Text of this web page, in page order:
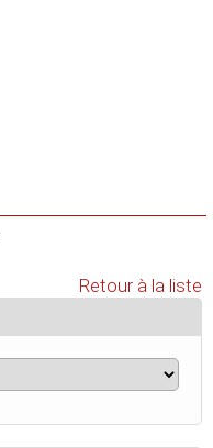
Retour à la liste